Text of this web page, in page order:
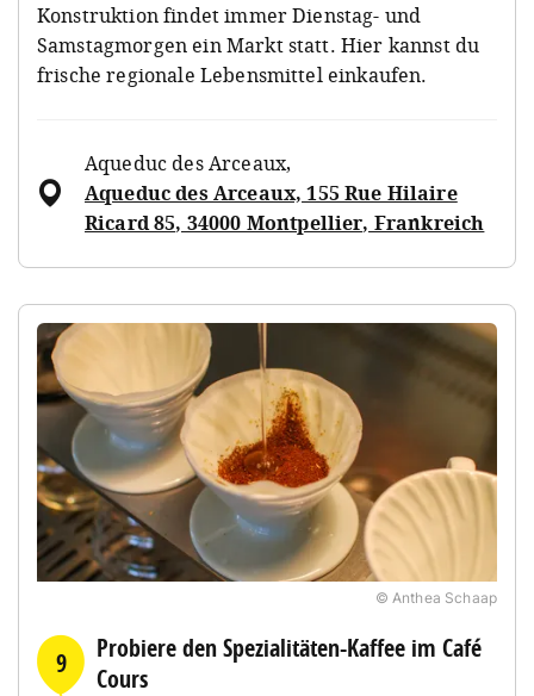
Konstruktion findet immer Dienstag- und
Samstagmorgen ein Markt statt. Hier kannst du
frische regionale Lebensmittel einkaufen.
Aqueduc des Arceaux,
Aqueduc des Arceaux, 155 Rue Hilaire
Ricard 85, 34000 Montpellier, Frankreich
© Anthea Schaap
9
Probiere den Spezialitäten-Kaffee im Café
Cours